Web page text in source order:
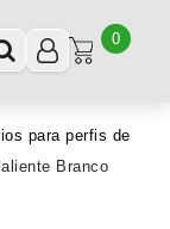
0
para perfis de
Branco